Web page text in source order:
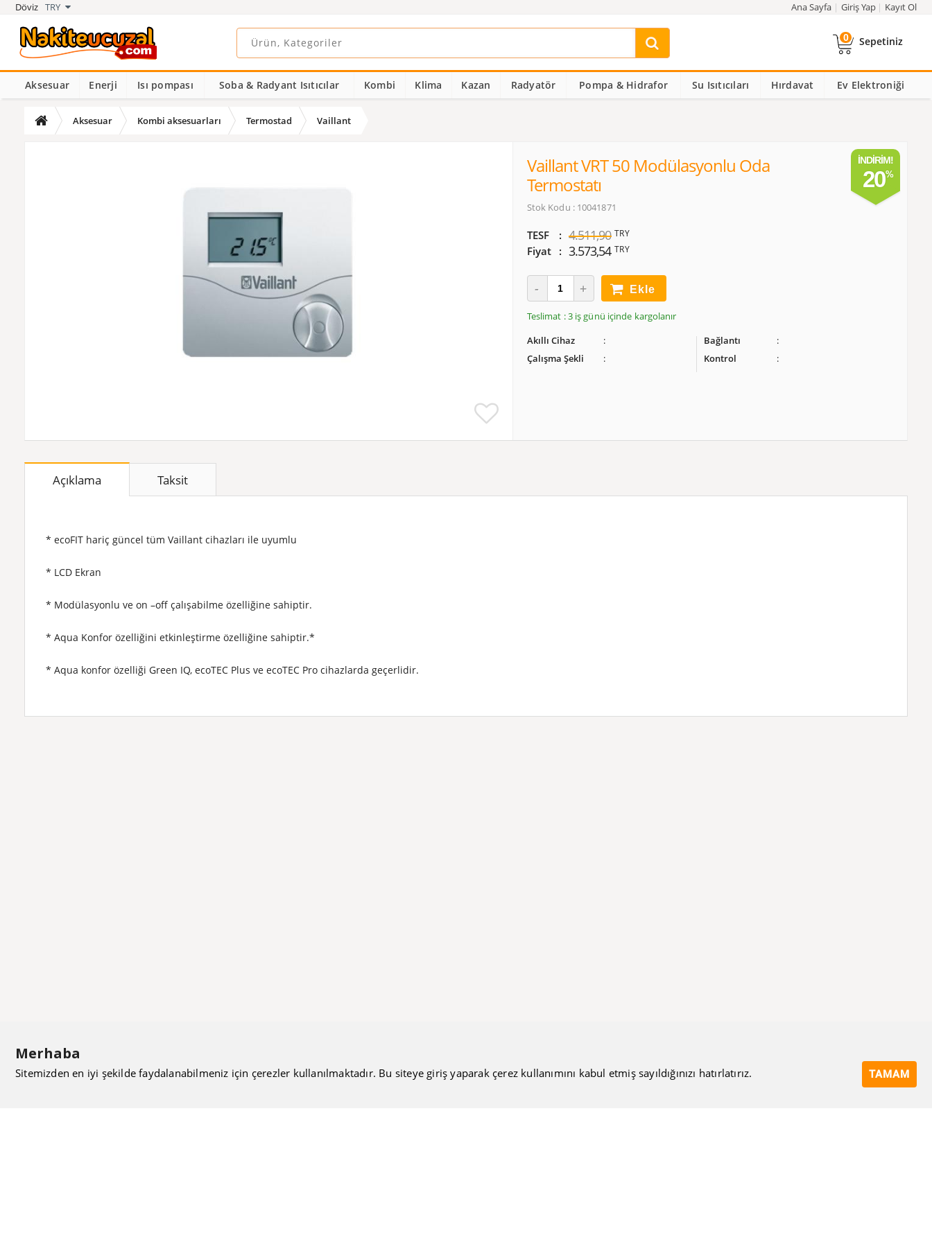
Döviz TRY Ana Sayfa Giriş Yap Kayıt Ol
0 Sepetiniz
Aksesuar Enerji Isı pompası Soba & Radyant Isıtıcılar Kombi Klima Kazan Radyatör Pompa & Hidrafor Su Isıtıcıları Hırdavat Ev Elektroniği
Aksesuar Kombi aksesuarları Termostad Vaillant
Vaillant VRT 50 Modülasyonlu Oda
Termostatı
Stok Kodu : 10041871
TESF 4.511,90 TRY
Fiyat 3.573,54 TRY
Ekle
Teslimat : 3 iş günü içinde kargolanır
Akıllı Cihaz
Bağlantı
Çalışma Şekli
Kontrol
İNDIRIM!
20
Açıklama Taksit
* ecoFIT hariç güncel tüm Vaillant cihazları ile uyumlu
* LCD Ekran
* Modülasyonlu ve on –off çalışabilme özelliğine sahiptir.
* Aqua Konfor özelliğini etkinleştirme özelliğine sahiptir.*
* Aqua konfor özelliği Green IQ, ecoTEC Plus ve ecoTEC Pro cihazlarda geçerlidir.
Merhaba
Sitemizden en iyi şekilde faydalanabilmeniz için çerezler kullanılmaktadır. Bu siteye giriş yaparak çerez kullanımını kabul etmiş sayıldığınızı hatırlatırız. TAMAM